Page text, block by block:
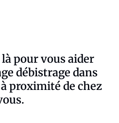
pour vous aider
débistrage dans
proximité de chez